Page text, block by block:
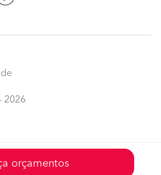
orçamentos
2026